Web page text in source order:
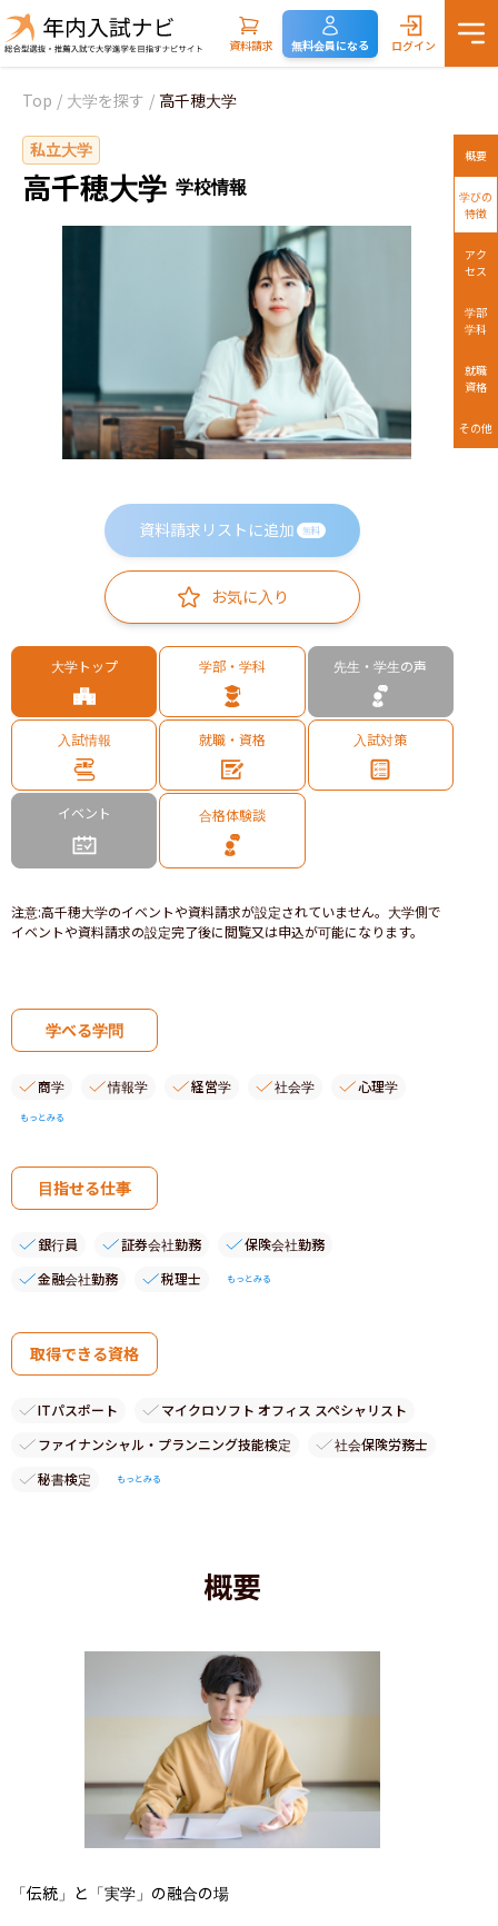
資料請求 無料会員になる ログイン
Top / 大学を探す / 高千穂大学
私立大学
高千穂大学 学校情報
資料請求リストに追加 無料
お気に入り
大学トップ 学部・学科 先生・学生の声
入試情報 就職・資格 入試対策
イベント 合格体験談
注意:高千穂大学のイベントや資料請求が設定されていません。大学側で
イベントや資料請求の設定完了後に閲覧又は申込が可能になります。
学べる学問
商学 情報学 経営学 社会学 心理学
もっとみる
目指せる仕事
銀行員 証券会社勤務
保険会社勤務
金融会社勤務
税理士 もっとみる
取得できる資格
ITパスポート
マイクロソフト オフィス スペシャリスト
ファイナンシャル・プランニング技能検定
社会保険労務士
秘書検定
もっとみる
概要
「伝統」と「実学」の融合の場
概要
学びの
特徴
アク
セス
学部
学科
就職
資格
その他